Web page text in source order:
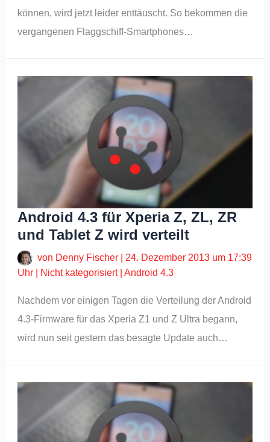
können, wird jetzt leider enttäuscht. So bekommen die
vergangenen Flaggschiff-Smartphones…
Android 4.3 für Xperia Z, ZL, ZR
und Tablet Z wird verteilt
von Denny Fischer
24. Dezember 2013 um 17:39
Uhr
Nicht kategorisiert|Android 4.3
Nachdem vor einigen Tagen die Verteilung der Android
4.3-Firmware für das Xperia Z1 und Z Ultra begann,
wird nun seit gestern das besagte Update auch…